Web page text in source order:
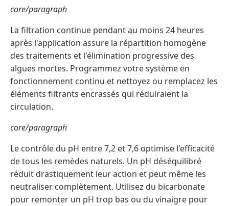
core/paragraph
La filtration continue pendant au moins 24 heures
après l'application assure la répartition homogène
des traitements et l'élimination progressive des
algues mortes. Programmez votre système en
fonctionnement continu et nettoyez ou remplacez les
éléments filtrants encrassés qui réduiraient la
circulation.
core/paragraph
Le contrôle du pH entre 7,2 et 7,6 optimise l'efficacité
de tous les remèdes naturels. Un pH déséquilibré
réduit drastiquement leur action et peut même les
neutraliser complètement. Utilisez du bicarbonate
pour remonter un pH trop bas ou du vinaigre pour